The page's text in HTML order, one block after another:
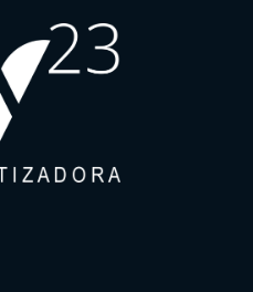
site, por favor, aceite os